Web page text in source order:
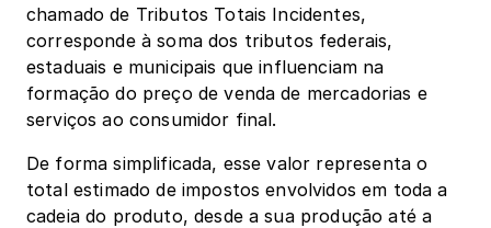
chamado de Tributos Totais Incidentes,
corresponde à soma dos tributos federais,
estaduais e municipais que influenciam na
formação do preço de venda de mercadorias e
serviços ao consumidor final.
De forma simplificada, esse valor representa o
total estimado de impostos envolvidos em toda a
cadeia do produto, desde a sua produção até a